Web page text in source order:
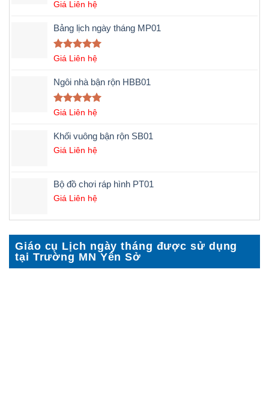
Được xếp
5 sao
Giá Liên hệ
Bảng lịch ngày tháng MP01
Được xếp
5 sao
Giá Liên hệ
Ngôi nhà bận rộn HBB01
Được xếp
5 sao
Giá Liên hệ
Khối vuông bận rộn SB01
Giá Liên hệ
Bộ đồ chơi ráp hình PT01
Giá Liên hệ
Giáo cụ Lịch ngày tháng được sử dụng
tại Trường MN Yên Sở